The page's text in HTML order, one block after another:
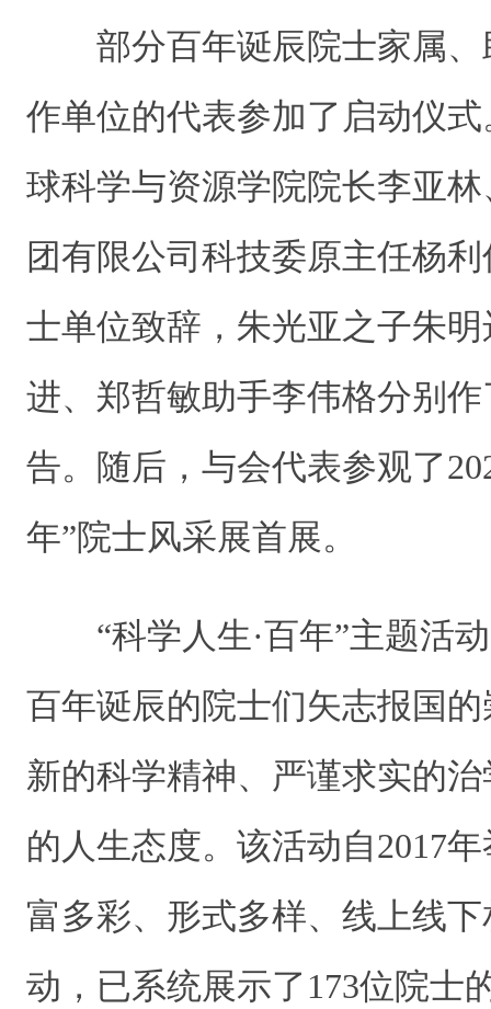
部分百年诞辰院士家属
作单位的代表参加了启动仪
球科学与资源学院院长李亚
团有限公司科技委原主任杨
士单位致辞，朱光亚之子朱
进、郑哲敏助手李伟格分别
告。随后，与会代表参观了
年”院士风采展首展。
“科学人生·百年”主题活
百年诞辰的院士们矢志报国
新的科学精神、严谨求实的
的人生态度。该活动自2017
富多彩、形式多样、线上线
动，已系统展示了173位院士